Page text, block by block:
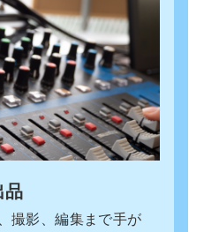
品
撮影、編集まで手が